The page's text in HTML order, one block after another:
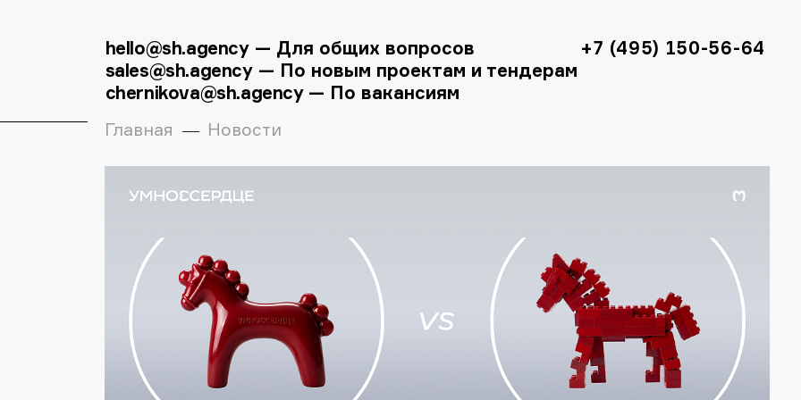
hello@sh.agency— Для общих вопросов
sales@sh.agency— По новым проектам и тендерам
chernikova@sh.agency — По вакансиям
+7 (495) 150-56-64
Главная — Новости